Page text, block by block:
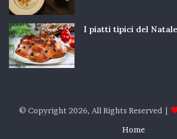
I piatti tipici del
© Copyright 2026, All Rights Reserved |
Home